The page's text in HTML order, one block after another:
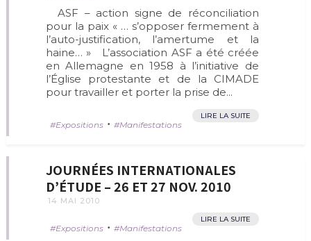
ASF – action signe de réconciliation
pour la paix « … s’opposer fermement à
l’auto-justification, l’amertume et la
haine… » L’association ASF a été créée
en Allemagne en 1958 à l’initiative de
l’Église protestante et de la CIMADE
pour travailler et porter la prise de...
LIRE LA SUITE
Expositions • Manifestations
JOURNÉES INTERNATIONALES
D’ÉTUDE – 26 ET 27 NOV. 2010
14 MAI 2010
LIRE LA SUITE
Expositions • Manifestations